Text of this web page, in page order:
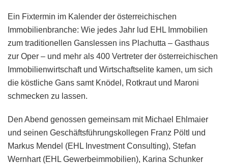
Ein Fixtermin im Kalender der österreichischen
Immobilienbranche: Wie jedes Jahr lud EHL Immobilien
zum traditionellen Ganslessen ins Plachutta – Gasthaus
zur Oper – und mehr als 400 Vertreter der österreichischen
Immobilienwirtschaft und Wirtschaftselite kamen, um sich
die köstliche Gans samt Knödel, Rotkraut und Maroni
schmecken zu lassen.
Den Abend genossen gemeinsam mit Michael Ehlmaier
und seinen Geschäftsführungskollegen Franz Pöltl und
Markus Mendel (EHL Investment Consulting), Stefan
Wernhart (EHL Gewerbeimmobilien), Karina Schunker